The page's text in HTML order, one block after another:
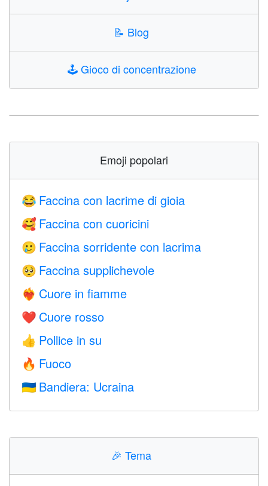
📝 Blog
🕹️Gioco di concentrazione
Emoji popolari
😂 Faccina con lacrime di gioia
🥰 Faccina con cuoricini
🥲 Faccina sorridente con lacrima
🥺 Faccina supplichevole
❤️‍🔥 Cuore in fiamme
❤️ Cuore rosso
👍 Pollice in su
🔥 Fuoco
🇺🇦 Bandiera: Ucraina
🎉 Tema